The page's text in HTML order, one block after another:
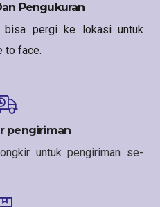
Pengukuran
bisa pergi ke lokasi untuk
to face.
pengiriman
untuk pengiriman se-